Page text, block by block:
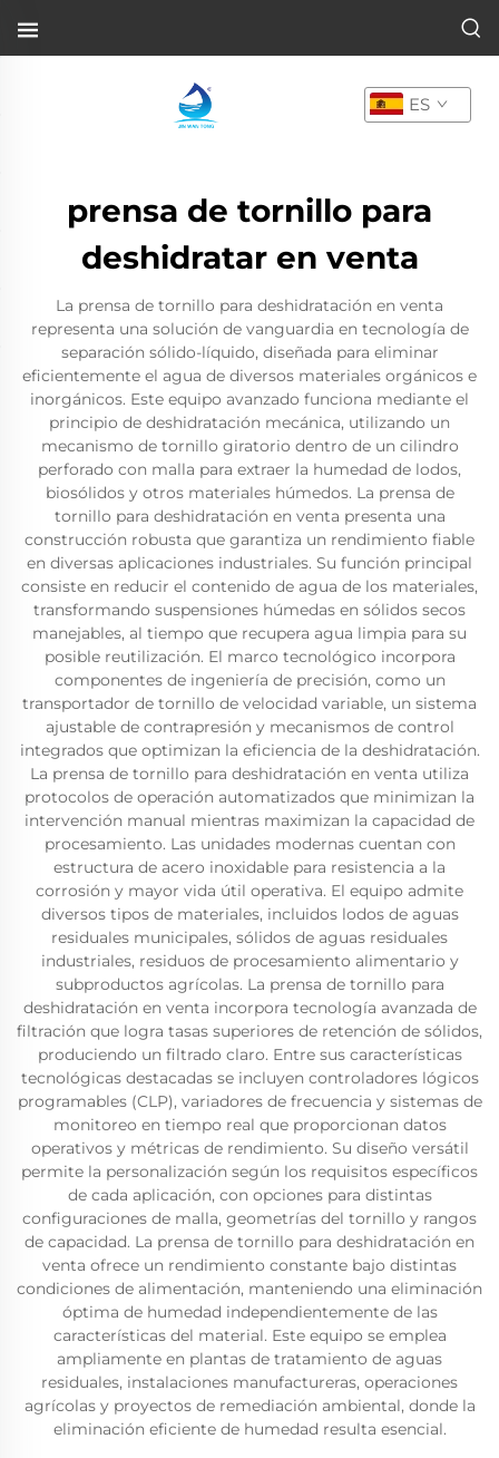
ES
prensa de tornillo para
deshidratar en venta
La prensa de tornillo para deshidratación en venta
representa una solución de vanguardia en tecnología de
separación sólido-líquido, diseñada para eliminar
eficientemente el agua de diversos materiales orgánicos e
inorgánicos. Este equipo avanzado funciona mediante el
principio de deshidratación mecánica, utilizando un
mecanismo de tornillo giratorio dentro de un cilindro
perforado con malla para extraer la humedad de lodos,
biosólidos y otros materiales húmedos. La prensa de
tornillo para deshidratación en venta presenta una
construcción robusta que garantiza un rendimiento fiable
en diversas aplicaciones industriales. Su función principal
consiste en reducir el contenido de agua de los materiales,
transformando suspensiones húmedas en sólidos secos
manejables, al tiempo que recupera agua limpia para su
posible reutilización. El marco tecnológico incorpora
componentes de ingeniería de precisión, como un
transportador de tornillo de velocidad variable, un sistema
ajustable de contrapresión y mecanismos de control
integrados que optimizan la eficiencia de la deshidratación.
La prensa de tornillo para deshidratación en venta utiliza
protocolos de operación automatizados que minimizan la
intervención manual mientras maximizan la capacidad de
procesamiento. Las unidades modernas cuentan con
estructura de acero inoxidable para resistencia a la
corrosión y mayor vida útil operativa. El equipo admite
diversos tipos de materiales, incluidos lodos de aguas
residuales municipales, sólidos de aguas residuales
industriales, residuos de procesamiento alimentario y
subproductos agrícolas. La prensa de tornillo para
deshidratación en venta incorpora tecnología avanzada de
filtración que logra tasas superiores de retención de sólidos,
produciendo un filtrado claro. Entre sus características
tecnológicas destacadas se incluyen controladores lógicos
programables (CLP), variadores de frecuencia y sistemas de
monitoreo en tiempo real que proporcionan datos
operativos y métricas de rendimiento. Su diseño versátil
permite la personalización según los requisitos específicos
de cada aplicación, con opciones para distintas
configuraciones de malla, geometrías del tornillo y rangos
de capacidad. La prensa de tornillo para deshidratación en
venta ofrece un rendimiento constante bajo distintas
condiciones de alimentación, manteniendo una eliminación
óptima de humedad independientemente de las
características del material. Este equipo se emplea
ampliamente en plantas de tratamiento de aguas
residuales, instalaciones manufactureras, operaciones
agrícolas y proyectos de remediación ambiental, donde la
eliminación eficiente de humedad resulta esencial.